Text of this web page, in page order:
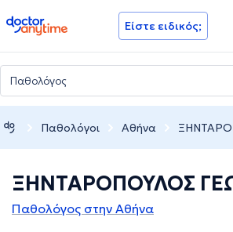
doctoranytime Είστε ειδικός;
Παθολόγοι Αθήνα
ΞΗΝΤΑΡΟΠΟΥΛΟΣ
Παθολόγος στην Αθήνα